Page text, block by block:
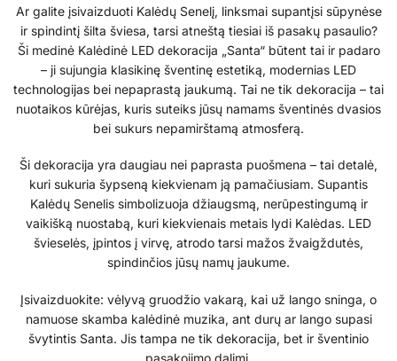
Ar galite įsivaizduoti Kalėdų Senelį, linksmai supantįsi sūpynėse
ir spindintį šilta šviesa, tarsi atneštą tiesiai iš pasakų pasaulio?
Ši medinė Kalėdinė LED dekoracija „Santa“ būtent tai ir padaro
– ji sujungia klasikinę šventinę estetiką, modernias LED
technologijas bei nepaprastą jaukumą. Tai ne tik dekoracija – tai
nuotaikos kūrėjas, kuris suteiks jūsų namams šventinės dvasios
bei sukurs nepamirštamą atmosferą.
Ši dekoracija yra daugiau nei paprasta puošmena – tai detalė,
kuri sukuria šypseną kiekvienam ją pamačiusiam. Supantis
Kalėdų Senelis simbolizuoja džiaugsmą, nerūpestingumą ir
vaikišką nuostabą, kuri kiekvienais metais lydi Kalėdas. LED
švieselės, įpintos į virvę, atrodo tarsi mažos žvaigždutės,
spindinčios jūsų namų jaukume.
Įsivaizduokite: vėlyvą gruodžio vakarą, kai už lango sninga, o
namuose skamba kalėdinė muzika, ant durų ar lango supasi
švytintis Santa. Jis tampa ne tik dekoracija, bet ir šventinio
pasakojimo dalimi.